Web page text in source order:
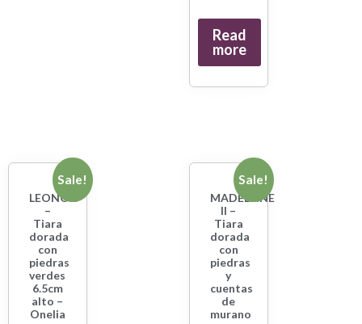
Read
more
Sale!
LEONOR
–
Tiara
dorada
con
piedras
verdes
6.5cm
alto –
Onelia
Sale!
MADELEINE
II –
Tiara
dorada
con
piedras
y
cuentas
de
murano